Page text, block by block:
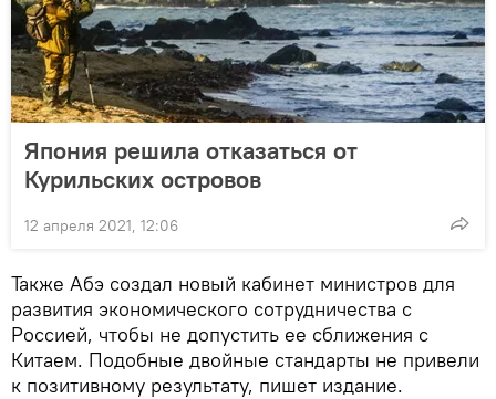
Япония решила отказаться от
Курильских островов
12 апреля 2021, 12:06
Также Абэ создал новый кабинет министров для
развития экономического сотрудничества с
Россией, чтобы не допустить ее сближения с
Китаем. Подобные двойные стандарты не привели
к позитивному результату, пишет издание.